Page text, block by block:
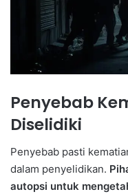
Penyebab
Diselidiki
Penyebab pasti
dalam penyelidikan.
autopsi untuk